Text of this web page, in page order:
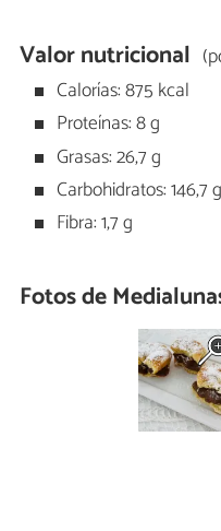
Valor nutricional
Calorías: 875 kcal
Proteínas: 8 g
Grasas: 26,7 g
Carbohidratos: 146,7 g
Fibra: 1,7 g
Fotos de